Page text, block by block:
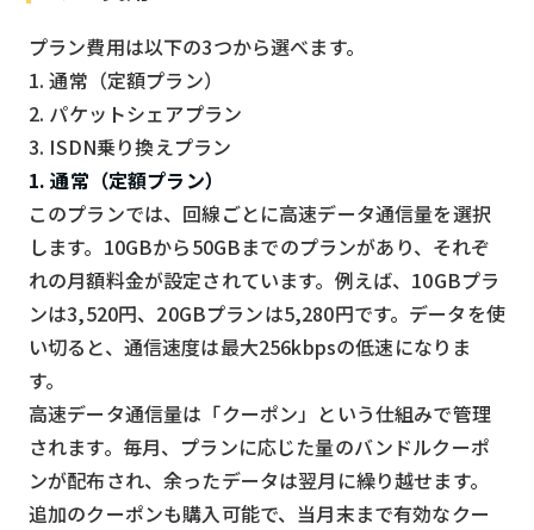
プラン費用は以下の3つから選べます。
1. 通常（定額プラン）
2. パケットシェアプラン
3. ISDN乗り換えプラン
1. 通常（定額プラン）
このプランでは、回線ごとに高速データ通信量を選択
します。10GBから50GBまでのプランがあり、それぞ
れの月額料金が設定されています。例えば、10GBプラ
ンは3,520円、20GBプランは5,280円です。データを使
い切ると、通信速度は最大256kbpsの低速になりま
す。
高速データ通信量は「クーポン」という仕組みで管理
されます。毎月、プランに応じた量のバンドルクーポ
ンが配布され、余ったデータは翌月に繰り越せます。
追加のクーポンも購入可能で、当月末まで有効なクー